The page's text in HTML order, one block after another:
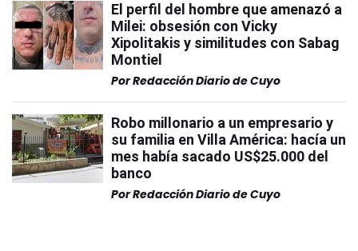
El perfil del hombre que amenazó a
Milei: obsesión con Vicky
Xipolitakis y similitudes con Sabag
Montiel
PorRedacción Diario de Cuyo
Robo millonario a un empresario y
su familia en Villa América: hacía un
mes había sacado US$25.000 del
banco
PorRedacción Diario de Cuyo